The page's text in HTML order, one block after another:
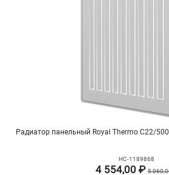
Радиатор панельный Royal Thermo C22/
НС-1189868
4 554,00 ₽5